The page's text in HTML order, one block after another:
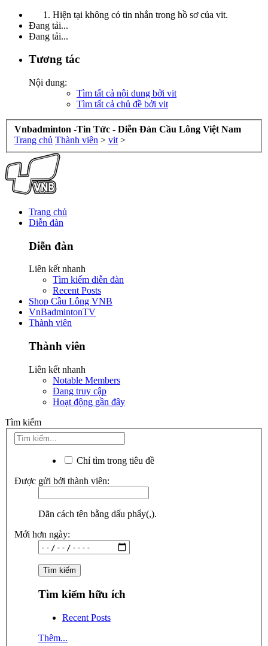
Hiện tại không có tin nhắn trong hồ sơ của vit.
Đang tải...
Đang tải...
Tương tác
Nội dung:
Tìm tất cả nội dung bởi vit
Tìm tất cả chủ đề bởi vit
Vnbadminton -Tin Tức - Diễn Đàn Cầu Lông Việt Nam
Trang chủ Thành viên > vit >
Trang chủ
Diễn đàn
Diễn đàn
Liên kết nhanh
Tìm kiếm diễn đàn
Recent Posts
Shop Cầu Lông VNB
VnBadmintonTV
Thành viên
Thành viên
Liên kết nhanh
Notable Members
Đang truy cập
Hoạt động gần đây
Tìm kiếm
Chỉ tìm trong tiêu đề
Được gửi bởi thành viên:
Dãn cách tên bằng dấu phẩy(,).
Mới hơn ngày:
Tìm kiếm hữu ích
Recent Posts
Thêm...